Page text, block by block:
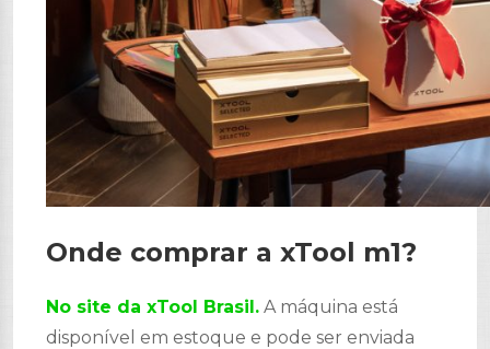
Onde comprar a xTool m1?
No site da xTool Brasil. A máquina está
disponível em estoque e pode ser enviada